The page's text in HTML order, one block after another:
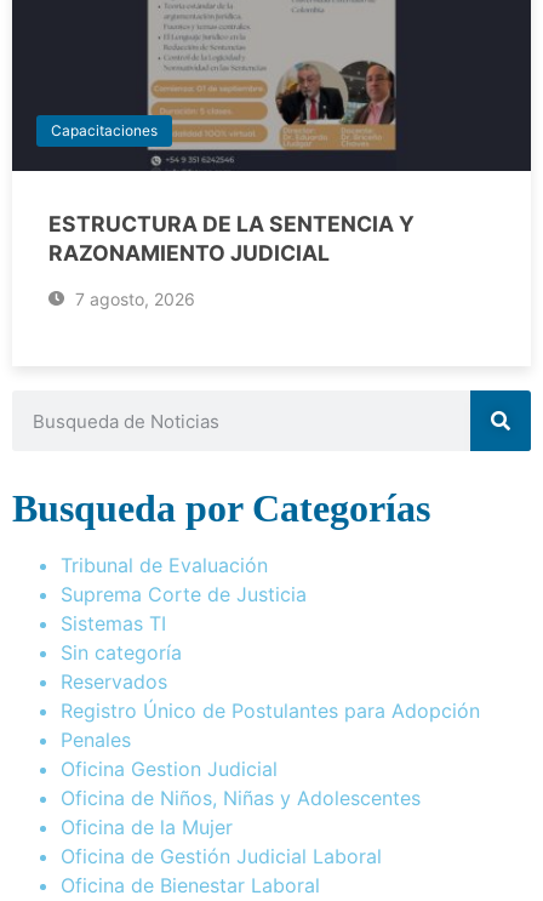
Capacitaciones
ESTRUCTURA DE LA SENTENCIA Y
RAZONAMIENTO JUDICIAL
7 agosto, 2026
Busqueda por Categorías
Tribunal de Evaluación
Suprema Corte de Justicia
Sistemas TI
Sin categoría
Reservados
Registro Único de Postulantes para Adopción
Penales
Oficina Gestion Judicial
Oficina de Niños, Niñas y Adolescentes
Oficina de la Mujer
Oficina de Gestión Judicial Laboral
Oficina de Bienestar Laboral